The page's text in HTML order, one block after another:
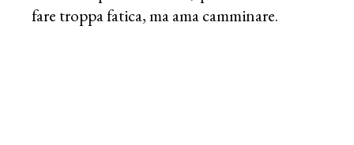
fare troppa fatica, ma ama camminare.